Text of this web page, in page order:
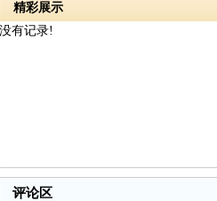
精彩展示
没有记录!
评论区